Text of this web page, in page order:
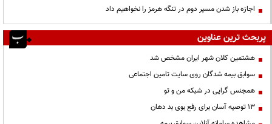
اجازه باز شدن مسیر دوم در تنگه هرمز را نخواهیم داد
پربحث ترین عناوین
هشتمین کلان شهر ایران مشخص شد
سوابق بیمه شدگان روی سایت تامین اجتماعی
همجنس گرایی در شبکه من و تو
13 توصیه آسان برای رفع بوی بد دهان